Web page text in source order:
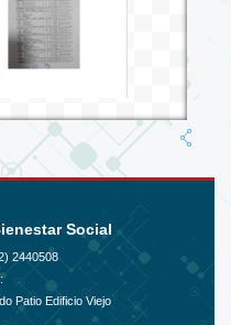
Social
2440508
Patio Edificio Viejo